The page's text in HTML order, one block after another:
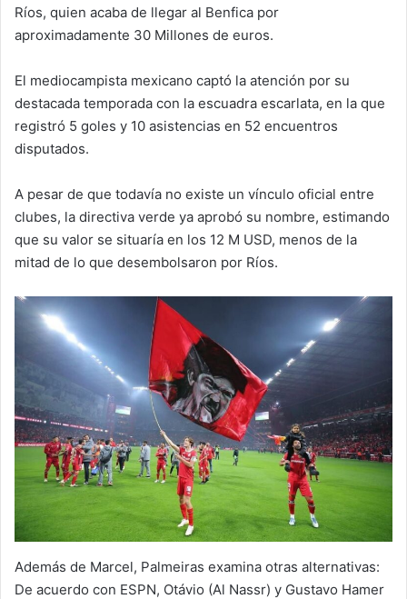
Ríos, quien acaba de llegar al Benfica por
aproximadamente 30 Millones de euros.
El mediocampista mexicano captó la atención por su
destacada temporada con la escuadra escarlata, en la que
registró 5 goles y 10 asistencias en 52 encuentros
disputados.
A pesar de que todavía no existe un vínculo oficial entre
clubes, la directiva verde ya aprobó su nombre, estimando
que su valor se situaría en los 12 M USD, menos de la
mitad de lo que desembolsaron por Ríos.
Además de Marcel, Palmeiras examina otras alternativas:
De acuerdo con ESPN, Otávio (Al Nassr) y Gustavo Hamer